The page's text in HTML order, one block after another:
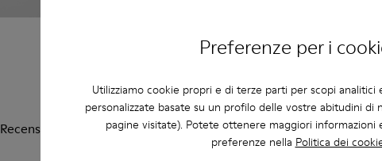
Preferenze per i
Utilizziamo cookie propri e di terze parti per scopi
personalizzate basate su un profilo delle vostre abitudini di
pagine visitate). Potete ottenere maggiori informazioni
preferenze nella Politica dei
Recensioni di Peu Rambla